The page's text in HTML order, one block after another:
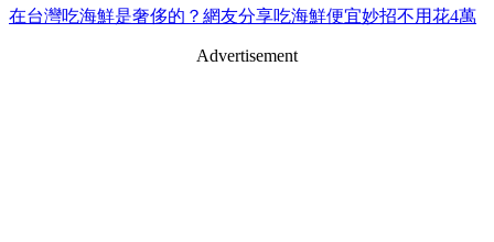
在台灣吃海鮮是奢侈的？網友分享吃海鮮便宜妙招不用花4萬
Advertisement